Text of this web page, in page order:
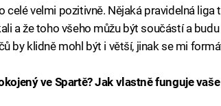
celé velmi pozitivně. Nějaká pravidelná liga
a že toho všeho můžu být součástí a
by klidně mohl být i větší, jinak se mi
ve Spartě? Jak vlastně funguje